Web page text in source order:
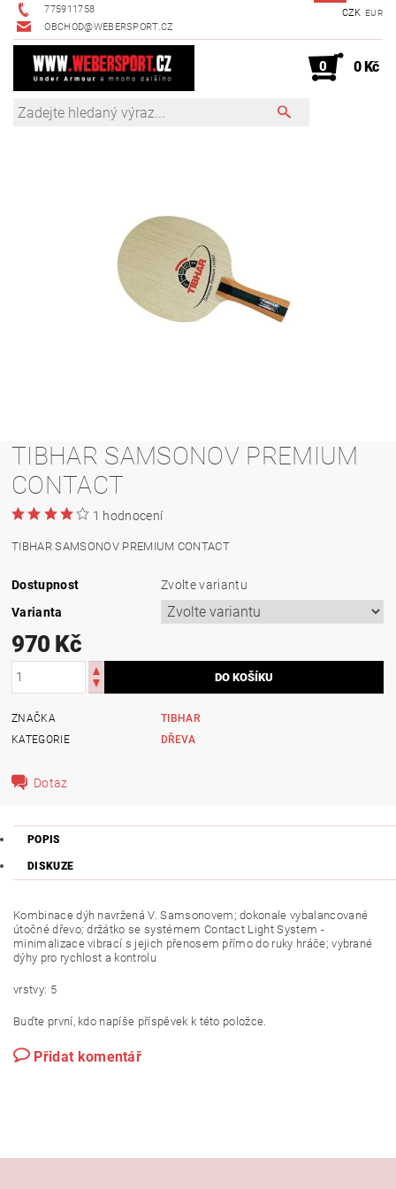
775911758
OBCHOD@WEBERSPORT.CZ
CZK EUR
0 0 Kč
TIBHAR SAMSONOV PREMIUM
CONTACT
1 hodnocení
TIBHAR SAMSONOV PREMIUM CONTACT
Dostupnost
Zvolte variantu
Varianta
970 Kč
ZNAČKA
TIBHAR
KATEGORIE
DŘEVA
Dotaz
POPIS
DISKUZE
Kombinace dýh navržená V. Samsonovem; dokonale vybalancované
útočné dřevo; držátko se systémem Contact Light System -
minimalizace vibrací s jejich přenosem přímo do ruky hráče; vybrané
dýhy pro rychlost a kontrolu
vrstvy: 5
Buďte první, kdo napíše příspěvek k této položce.
Přidat komentář